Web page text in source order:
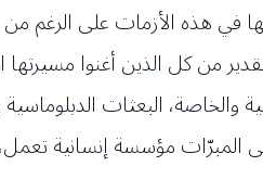
هذه الأزمات على الرغم
من كل الذين أغنوا
والخاصة، البعثات
المبرّات مؤسسة إنسانية